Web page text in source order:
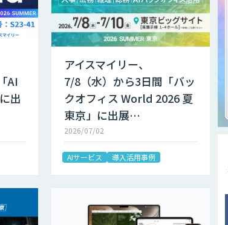
AI
出
アイスマイリー、
7/8（水）から3日間「バッ
クオフィス World 2026 夏
東京」に出展…
2026/07/02
AIサービス 導入活用事例